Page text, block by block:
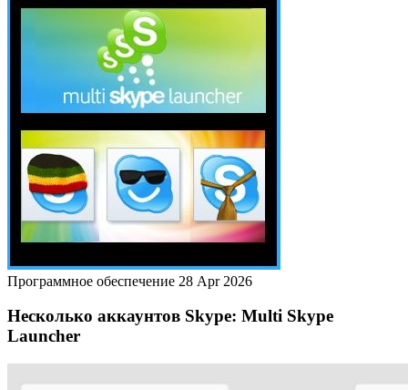
Программное обеспечение 28 Apr 2026
Несколько аккаунтов Skype: Multi Skype
Launcher